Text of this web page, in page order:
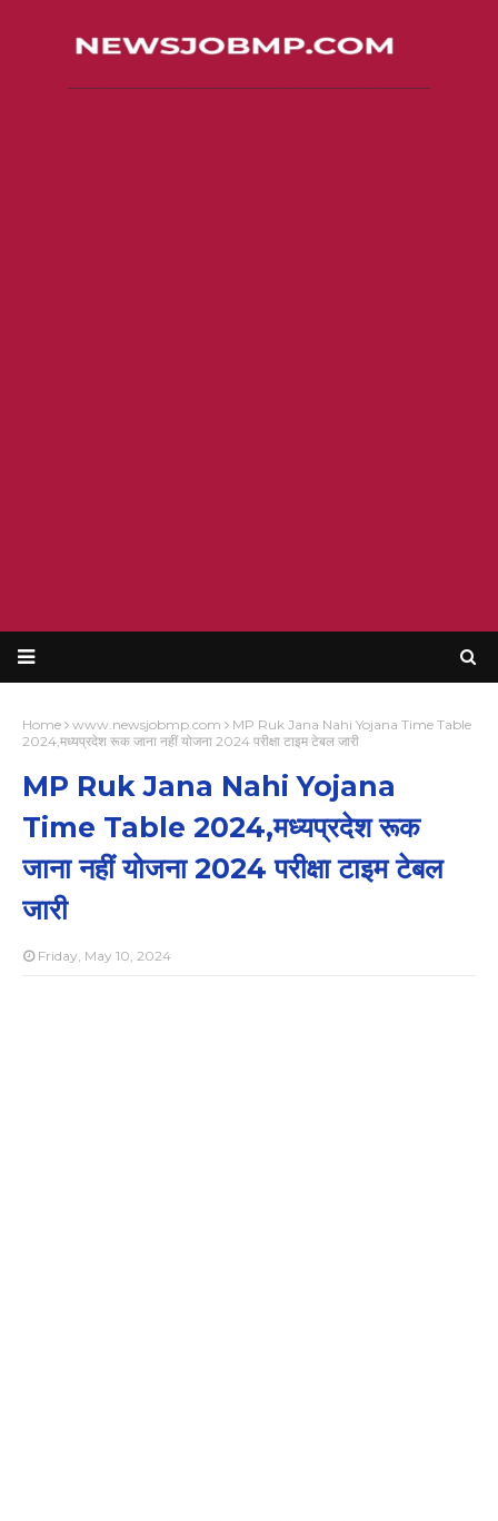
Home www.newsjobmp.com
MP Ruk Jana Nahi Yojana Time Table
2024,मध्यप्रदेश रूक जाना नहीं योजना 2024 परीक्षा टाइम टेबल जारी
MP Ruk Jana Nahi Yojana
Time Table 2024,मध्यप्रदेश रूक
जाना नहीं योजना 2024 परीक्षा टाइम टेबल
जारी
Friday, May 10, 2024